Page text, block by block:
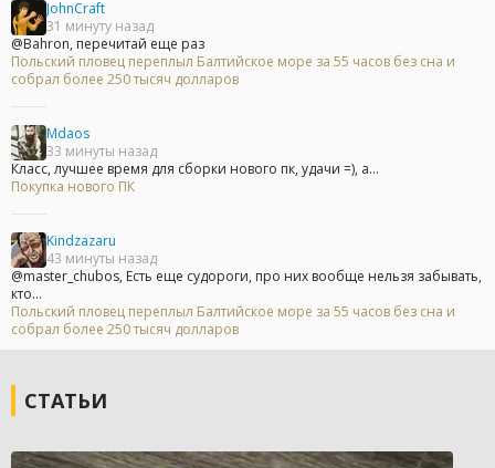
JohnCraft
31 минуту назад
@Bahron, перечитай еще раз
Польский пловец переплыл Балтийское море за 55 часов без сна и
собрал более 250 тысяч долларов
Mdaos
33 минуты назад
Класс, лучшее время для сборки нового пк, удачи =), а...
Покупка нового ПК
Kindzazaru
43 минуты назад
@master_chubos, Есть еще судороги, про них вообще нельзя забывать,
кто...
Польский пловец переплыл Балтийское море за 55 часов без сна и
собрал более 250 тысяч долларов
СТАТЬИ